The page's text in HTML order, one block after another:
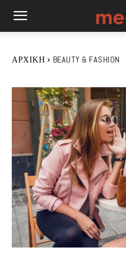
ΑΡΧΙΚΉ BEAUTY & FASHION